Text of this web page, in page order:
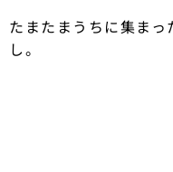
たまたまうちに集ま
し。